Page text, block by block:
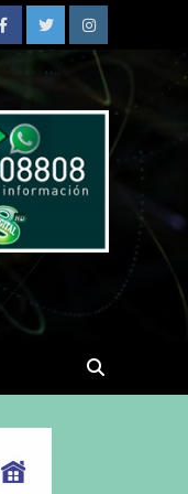
FacebookTwitterInstagram